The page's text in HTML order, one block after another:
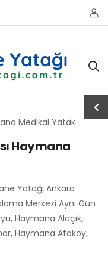
Medikal Yatak
Haymana
Yatağı Ankara
Merkezi Aynı Gün
Haymana Alaçık,
Haymana Ataköy,